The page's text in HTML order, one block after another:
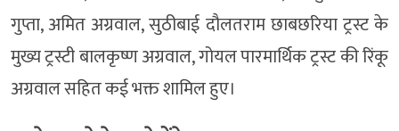
गुप्ता, अमित अग्रवाल, सुठीबाई दौलतराम छाबछरिया ट्रस्ट के
मुख्य ट्रस्टी बालकृष्ण अग्रवाल, गोयल पारमार्थिक ट्रस्ट की रिंकू
अग्रवाल सहित कई भक्त शामिल हुए।